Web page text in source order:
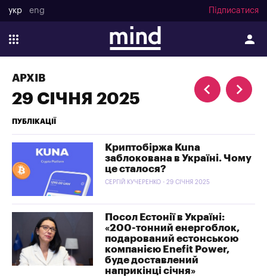
укр eng Підписатися
АРХІВ
29 СІЧНЯ 2025
ПУБЛІКАЦІЇ
Криптобіржа Kuna
заблокована в Україні. Чому
це сталося?
СЕРГІЙ КУЧЕРЕНКО - 29 СІЧНЯ 2025
Посол Естонії в Україні:
«200-тонний енергоблок,
подарований естонською
компанією Enefit Power,
буде доставлений
наприкінці січня»